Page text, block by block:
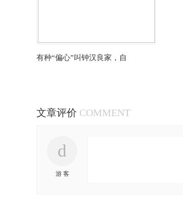
有种“偏心”叫钟汉良家，自
文章评价 COMMENT
d
游 客